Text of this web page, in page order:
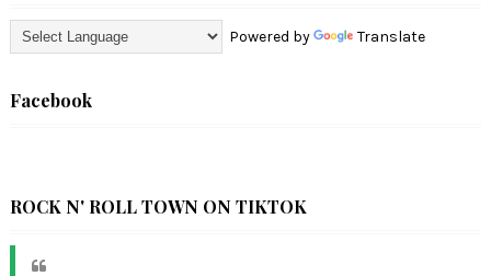
Powered by Translate
Facebook
ROCK N' ROLL TOWN ON TIKTOK